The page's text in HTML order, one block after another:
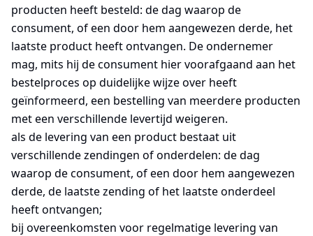
producten heeft besteld: de dag waarop de
consument, of een door hem aangewezen derde, het
laatste product heeft ontvangen. De ondernemer
mag, mits hij de consument hier voorafgaand aan het
bestelproces op duidelijke wijze over heeft
geïnformeerd, een bestelling van meerdere producten
met een verschillende levertijd weigeren.
als de levering van een product bestaat uit
verschillende zendingen of onderdelen: de dag
waarop de consument, of een door hem aangewezen
derde, de laatste zending of het laatste onderdeel
heeft ontvangen;
bij overeenkomsten voor regelmatige levering van